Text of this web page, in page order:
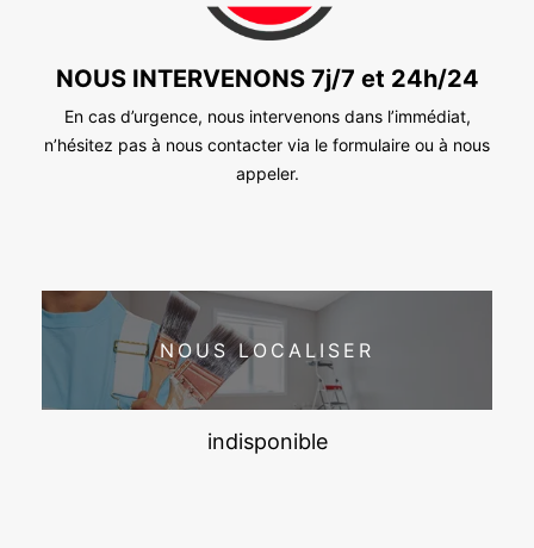
NOUS INTERVENONS 7j/7 et 24h/24
En cas d’urgence, nous intervenons dans l’immédiat,
n’hésitez pas à nous contacter via le formulaire ou à nous
appeler.
NOUS LOCALISER
indisponible